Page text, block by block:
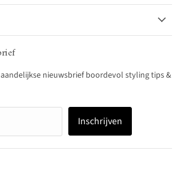
nieuwsbrief boordevol styling tips &
Inschrijven